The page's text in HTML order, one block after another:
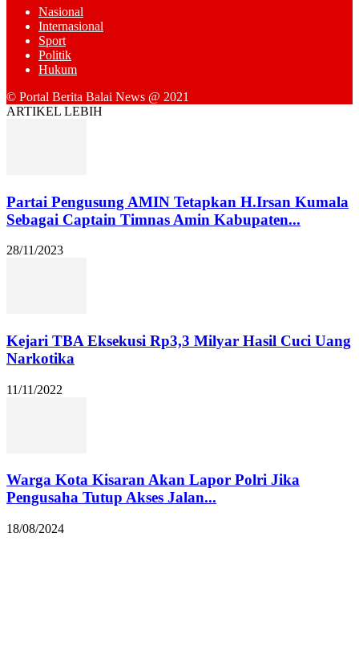
Nasional
Internasional
Sport
Politik
Hukum
© Portal Berita Balai News @ 2021
ARTIKEL LEBIH
Partai Pengusung AMIN Tetapkan H.Irsan Kumala
Sebagai Captain Timnas Amin Kabupaten...
28/11/2023
Kejari TBA Eksekusi Rp3,3 Milyar Hasil Cuci Uang
Narkotika
11/11/2022
Warga Kota Kisaran Akan Lapor Polri Jika
Pengusaha Tutup Akses Jalan...
18/08/2024